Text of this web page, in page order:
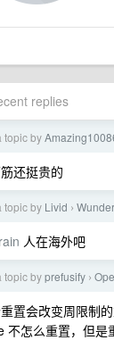
replies
topic by
还挺贵的
topic by Livid › Wunder
人在海外吧
topic byprefusify ›
置会改变周限制
不怎么重置，但是